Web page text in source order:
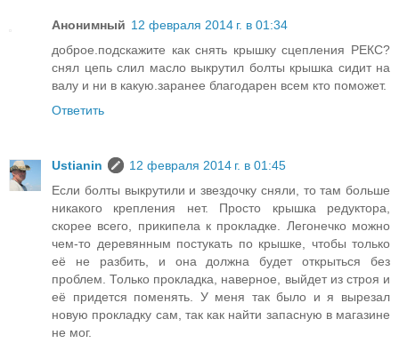
Анонимный 12 февраля 2014 г. в 01:34
доброе.подскажите как снять крышку сцепления РЕКС?
снял цепь слил масло выкрутил болты крышка сидит на
валу и ни в какую.заранее благодарен всем кто поможет.
Ответить
Ustianin
12 февраля 2014 г. в 01:45
Если болты выкрутили и звездочку сняли, то там больше
никакого крепления нет. Просто крышка редуктора,
скорее всего, прикипела к прокладке. Легонечко можно
чем-то деревянным постукать по крышке, чтобы только
её не разбить, и она должна будет открыться без
проблем. Только прокладка, наверное, выйдет из строя и
её придется поменять. У меня так было и я вырезал
новую прокладку сам, так как найти запасную в магазине
не мог.